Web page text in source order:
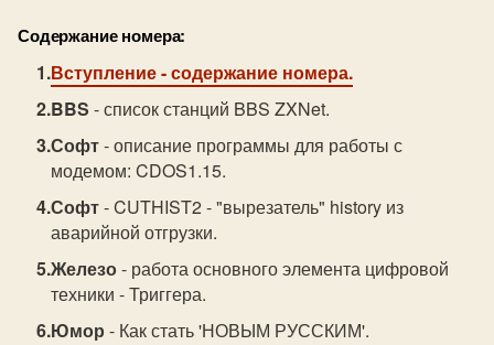
Содержание номера:
Вступление- содержание номера.
BBS - список станций BBS ZXNet.
Софт- описание программы для работы с
модемом: CDOS1.15.
Софт- CUTHIST2 - "вырезатель" history из
аварийной отгрузки.
Железо- работа основного элемента цифровой
техники - Триггера.
Юмор - Как стать 'НОВЫМ РУССКИМ'.